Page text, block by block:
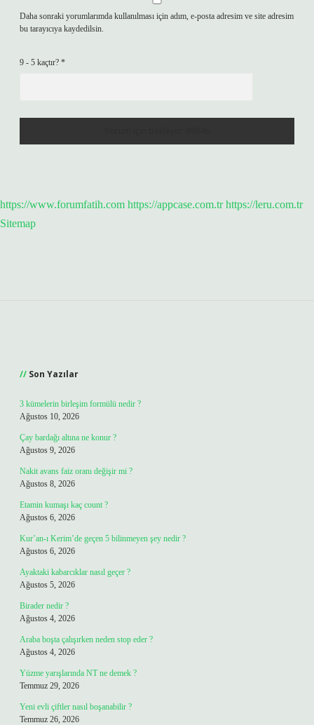
Daha sonraki yorumlarımda kullanılması için adım, e-posta adresim ve site adresim
bu tarayıcıya kaydedilsin.
9 - 5 kaçtır? *
https://www.forumfatih.com https://appcase.com.tr https://leru.com.tr
Sitemap
Son Yazılar
3 kümelerin birleşim formülü nedir ?
Ağustos 10, 2026
Çay bardağı altına ne konur ?
Ağustos 9, 2026
Nakit avans faiz oranı değişir mi ?
Ağustos 8, 2026
Etamin kumaşı kaç count ?
Ağustos 6, 2026
Kur’an-ı Kerim’de geçen 5 bilinmeyen şey nedir ?
Ağustos 6, 2026
Ayaktaki kabarcıklar nasıl geçer ?
Ağustos 5, 2026
Birader nedir ?
Ağustos 4, 2026
Araba boşta çalışırken neden stop eder ?
Ağustos 4, 2026
Yüzme yarışlarında NT ne demek ?
Temmuz 29, 2026
Yeni evli çiftler nasıl boşanabilir ?
Temmuz 26, 2026